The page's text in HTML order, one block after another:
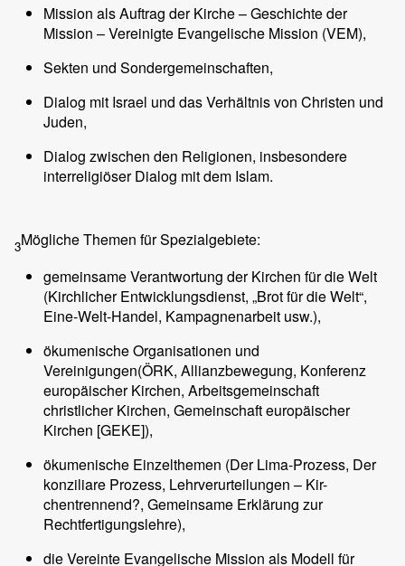
Mission als Auftrag der Kirche – Geschichte der
Mission – Vereinigte Evangelische Mission (VEM),
Sekten und Sondergemeinschaften,
Dialog mit Israel und das Verhältnis von Christen und
Juden,
Dialog zwischen den Religionen, insbesondere
interreligiöser Dialog mit dem Islam.
3Mögliche Themen für Spezialgebiete:
gemeinsame Verantwortung der Kirchen für die Welt
(Kirchlicher Entwicklungsdienst, „Brot für die Welt“,
Eine-Welt-Handel, Kampagnenarbeit usw.),
ökumenische Organisationen und
Vereinigungen(ÖRK, Allianzbewegung, Konferenz
europäischer Kirchen, Arbeitsgemeinschaft
christlicher Kirchen, Gemeinschaft europäischer
Kirchen [GEKE]),
ökumenische Einzelthemen (Der Lima-Prozess, Der
konziliare Prozess, Lehrverurteilungen – Kir-
chentrennend?, Gemeinsame Erklärung zur
Rechtfertigungslehre),
die Vereinte Evangelische Mission als Modell für